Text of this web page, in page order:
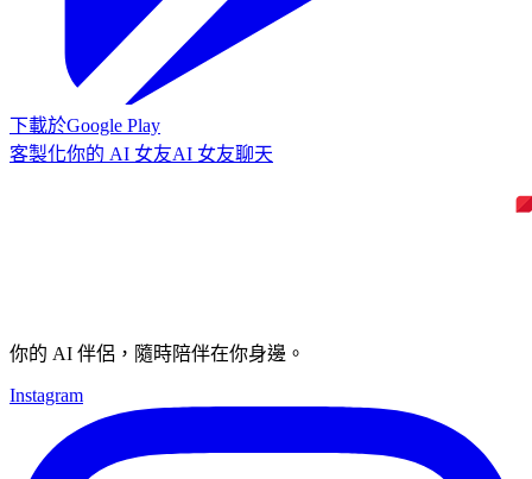
下載於Google Play
客製化你的 AI 女友AI 女友聊天
你的 AI 伴侶，隨時陪伴在你身邊。
Instagram